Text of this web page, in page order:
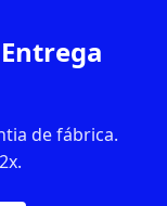
de fábrica.